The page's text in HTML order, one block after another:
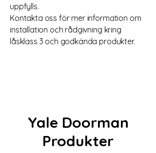
uppfylls.
Kontakta oss för mer information om
installation och rådgivning kring
låsklass 3 och godkända produkter.
Yale Doorman
Produkter